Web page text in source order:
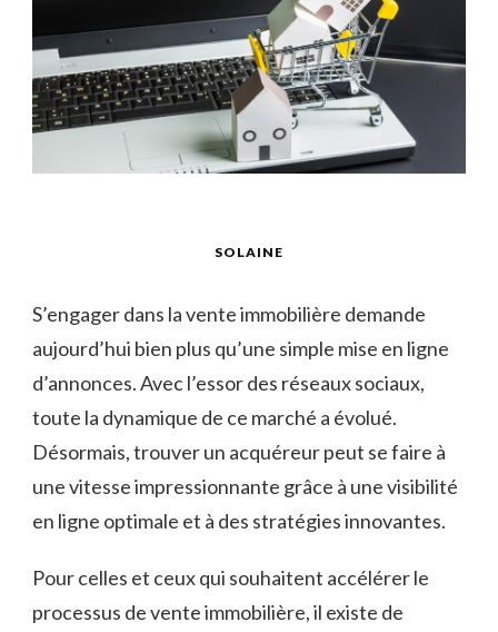
SOLAINE
S’engager dans la vente immobilière demande
aujourd’hui bien plus qu’une simple mise en ligne
d’annonces. Avec l’essor des réseaux sociaux,
toute la dynamique de ce marché a évolué.
Désormais, trouver un acquéreur peut se faire à
une vitesse impressionnante grâce à une visibilité
en ligne optimale et à des stratégies innovantes.
Pour celles et ceux qui souhaitent accélérer le
processus de vente immobilière, il existe de